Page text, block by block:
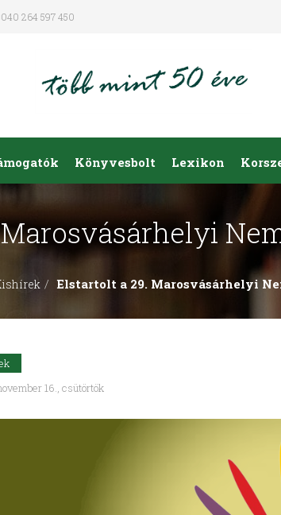
264 597 450
Könyvesbolt Lexikon
Elstartolt a 29. Marosvásárhelyi
16., csütörtök